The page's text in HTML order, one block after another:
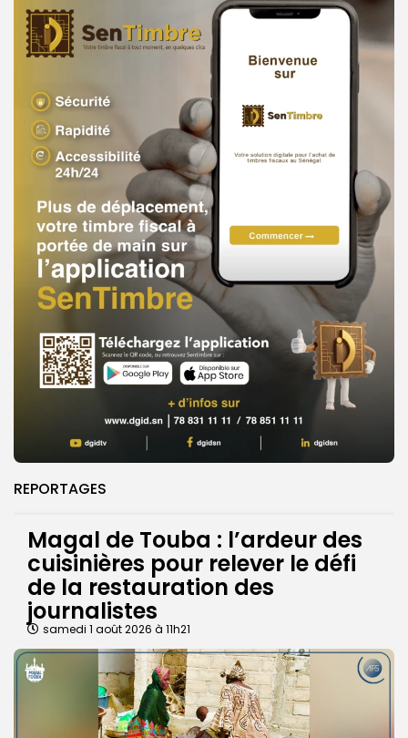
REPORTAGES
Magal de Touba : l’ardeur des
cuisinières pour relever le défi
de la restauration des
journalistes
samedi 1 août 2026 à 11h21